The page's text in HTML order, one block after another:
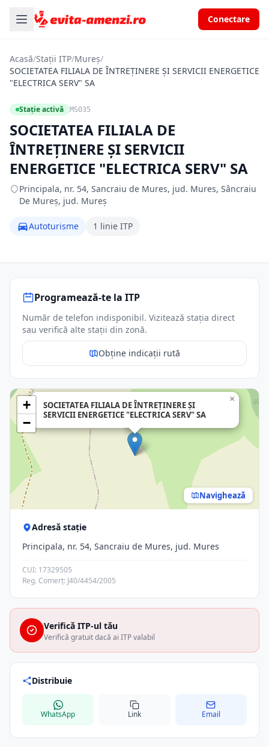
Conectare
Acasă/Stații ITP/Mureș/
SOCIETATEA FILIALA DE ÎNTREŢINERE ŞI SERVICII ENERGETICE
"ELECTRICA SERV" SA
Stație activă MS035
SOCIETATEA FILIALA DE
ÎNTREŢINERE ŞI SERVICII
ENERGETICE "ELECTRICA SERV" SA
Principala, nr. 54, Sancraiu de Mures, jud. Mures, Sâncraiu
De Mureș, jud. Mureș
Autoturisme 1 linie ITP
Programează-te la ITP
Număr de telefon indisponibil. Vizitează stația direct
sau verifică alte stații din zonă.
Obține indicații rută
SOCIETATEA FILIALA DE ÎNTREŢINERE ŞI
SERVICII ENERGETICE "ELECTRICA SERV" SA
×
+
−
Navighează
Adresă stație
Principala, nr. 54, Sancraiu de Mures, jud. Mures
CUI: 17329505
Reg. Comerț: J40/4454/2005
Verifică ITP-ul tău
Verifică gratuit dacă ai ITP valabil
Distribuie
WhatsApp Link Email